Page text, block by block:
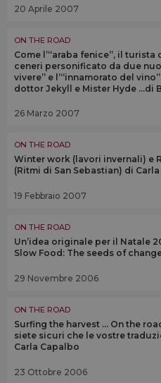
20 Aprile 2007
ON THE ROAD
Come l’“araba fenice”, il
ceneri personificato da due
vivere” e l’“innamorato del
dottor Jekyll e Mister Hyde ...di
26 Marzo 2007
ON THE ROAD
Winter work (lavori invernali) e
(Ritmi di San Sebastian) di
19 Febbraio 2007
ON THE ROAD
Un’idea originale per il Natale
Slow Food: The seeds of
29 Novembre 2006
ON THE ROAD
Surfing the harvest … On the
siete sicuri che le vostre
Carla Capalbo
23 Ottobre 2006